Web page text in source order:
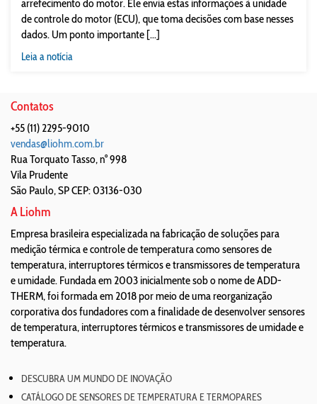
arrefecimento do motor. Ele envia estas informações à unidade
de controle do motor (ECU), que toma decisões com base nesses
dados. Um ponto importante [...]
Leia a notícia
Contatos
+55 (11) 2295-9010
vendas@liohm.com.br
Rua Torquato Tasso, n° 998
Vila Prudente
São Paulo,SPCEP: 03136-030
A Liohm
Empresa brasileira especializada na fabricação de soluções para
medição térmica e controle de temperatura como sensores de
temperatura, interruptores térmicos e transmissores de temperatura
e umidade. Fundada em 2003 inicialmente sob o nome de ADD-
THERM, foi formada em 2018 por meio de uma reorganização
corporativa dos fundadores com a finalidade de desenvolver sensores
de temperatura, interruptores térmicos e transmissores de umidade e
temperatura.
DESCUBRA UM MUNDO DE INOVAÇÃO
CATÁLOGO DE SENSORES DE TEMPERATURA E TERMOPARES